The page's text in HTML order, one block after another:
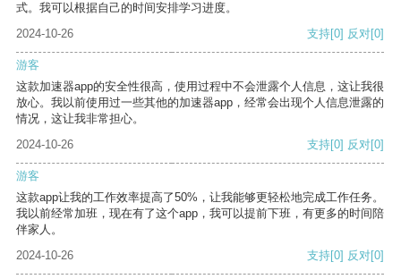
式。我可以根据自己的时间安排学习进度。
2024-10-26
支持[0] 反对[0]
游客
这款加速器app的安全性很高，使用过程中不会泄露个人信息，这让我很
放心。我以前使用过一些其他的加速器app，经常会出现个人信息泄露的
情况，这让我非常担心。
2024-10-26
支持[0] 反对[0]
游客
这款app让我的工作效率提高了50%，让我能够更轻松地完成工作任务。
我以前经常加班，现在有了这个app，我可以提前下班，有更多的时间陪
伴家人。
2024-10-26
支持[0] 反对[0]